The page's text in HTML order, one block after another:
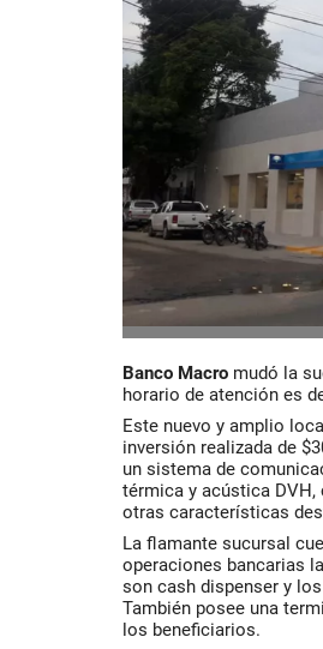
Banco Macro mudó la
horario de atención es
Este nuevo y amplio
inversión realizada de
un sistema de
térmica y acústica
otras características
La flamante sucursal
operaciones bancarias
son cash dispenser y
También posee una
los beneficiarios.